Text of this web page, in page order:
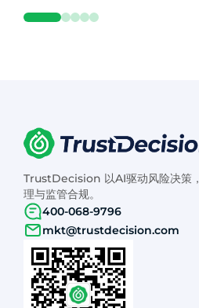
TrustDecision 以AI驱动风险决策
理与监管合规。
400-068-9796
mkt@trustdecision.com